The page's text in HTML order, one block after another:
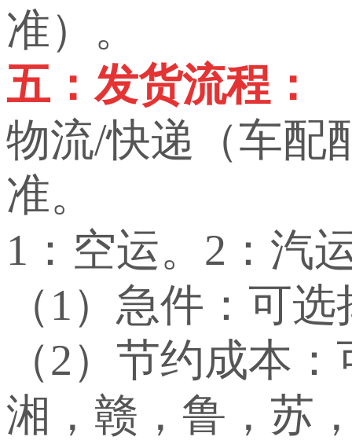
准）。
五：发货流程：
物流/快递（车配
准。
1：空运。2：汽
（1）急件：可
（2）节约成本
湘，赣，鲁，苏